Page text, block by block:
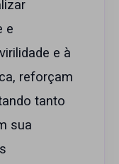
e
e à
reforçam
tanto
sua